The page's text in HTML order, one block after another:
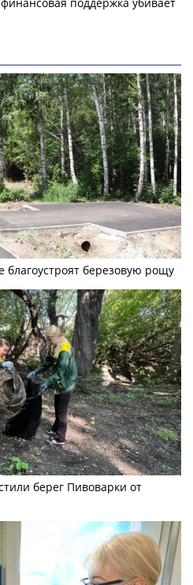
благоустроят березовую рощу
берег Пивоварки от